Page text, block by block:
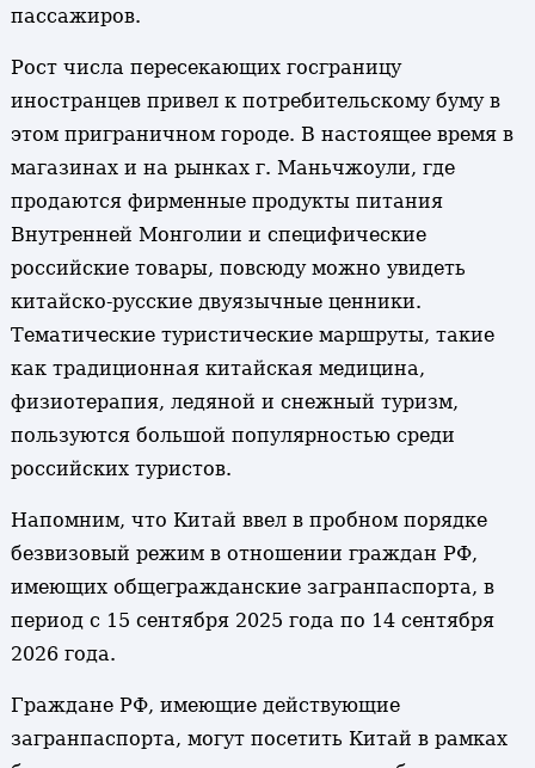
пассажиров.
Рост числа пересекающих госграницу
иностранцев привел к потребительскому буму в
этом приграничном городе. В настоящее время в
магазинах и на рынках г. Маньчжоули, где
продаются фирменные продукты питания
Внутренней Монголии и специфические
российские товары, повсюду можно увидеть
китайско-русские двуязычные ценники.
Тематические туристические маршруты, такие
как традиционная китайская медицина,
физиотерапия, ледяной и снежный туризм,
пользуются большой популярностью среди
российских туристов.
Напомним, что Китай ввел в пробном порядке
безвизовый режим в отношении граждан РФ,
имеющих общегражданские загранпаспорта, в
период с 15 сентября 2025 года по 14 сентября
2026 года.
Граждане РФ, имеющие действующие
загранпаспорта, могут посетить Китай в рамках